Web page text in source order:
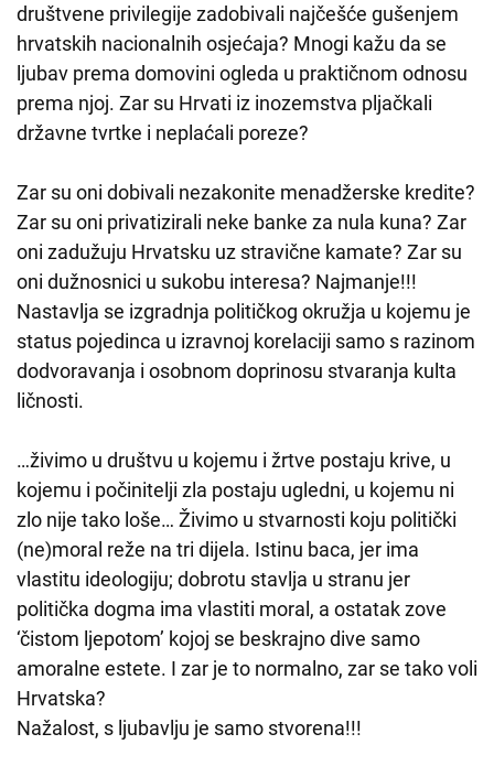
društvene privilegije zadobivali najčešće gušenjem
hrvatskih nacionalnih osjećaja? Mnogi kažu da se
ljubav prema domovini ogleda u praktičnom odnosu
prema njoj. Zar su Hrvati iz inozemstva pljačkali
državne tvrtke i neplaćali poreze?
Zar su oni dobivali nezakonite menadžerske kredite?
Zar su oni privatizirali neke banke za nula kuna? Zar
oni zadužuju Hrvatsku uz stravične kamate? Zar su
oni dužnosnici u sukobu interesa? Najmanje!!!
Nastavlja se izgradnja političkog okružja u kojemu je
status pojedinca u izravnoj korelaciji samo s razinom
dodvoravanja i osobnom doprinosu stvaranja kulta
ličnosti.
…živimo u društvu u kojemu i žrtve postaju krive, u
kojemu i počinitelji zla postaju ugledni, u kojemu ni
zlo nije tako loše… Živimo u stvarnosti koju politički
(ne)moral reže na tri dijela. Istinu baca, jer ima
vlastitu ideologiju; dobrotu stavlja u stranu jer
politička dogma ima vlastiti moral, a ostatak zove
‘čistom ljepotom’ kojoj se beskrajno dive samo
amoralne estete. I zar je to normalno, zar se tako voli
Hrvatska?
Nažalost, s ljubavlju je samo stvorena!!!